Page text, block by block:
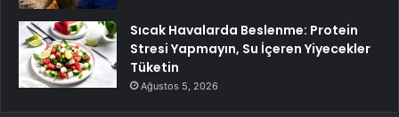
Sıcak Havalarda Beslenme: Protein
Stresi Yapmayın, Su İçeren Yiyecekler
Tüketin
Ağustos 5, 2026